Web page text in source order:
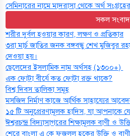
সেমিনারের নামে মাদরাসা থেকে অর্থ
সকল সংবাদ
শরীর দুর্বল হওয়ার কারণ, লক্ষণ ও প্রতিকার
৩রা মার্চ জাতির জনক বঙ্গবন্ধু শেখ মুজিবুর
দেওয়া হয়।
ছেলেদের ইসলামিক নাম অর্থসহ (১৩০০+)
এক ফোটা বীর্যে কত ফোটা রক্ত থাকে?
বিশ্ব দিবস তালিকা সমূহ
মসজিদ নির্মাণ কাজে আর্থিক সাহায্যের
১৫ টি অনুপ্রেরণামূলক হাদিস, যা আপনাকে
ঈশ্বরচন্দ্র বিদ্যাসাগরের শিক্ষামূলক বাণী ও
শেরে বাংলা এ কে ফজলুল হকের উক্তি ও বাণী